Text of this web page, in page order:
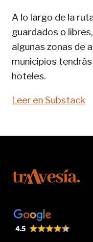
A lo largo de la
guardados o
algunas zonas de
municipios
hoteles.
Leer en Substack